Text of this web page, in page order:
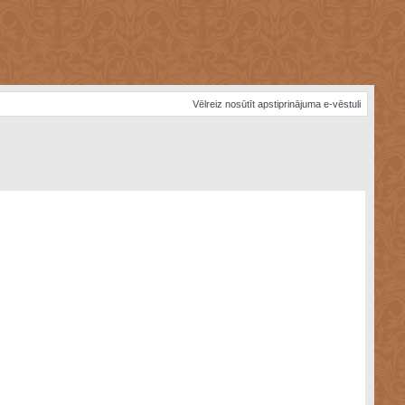
Vēlreiz nosūtīt apstiprinājuma e-vēstuli